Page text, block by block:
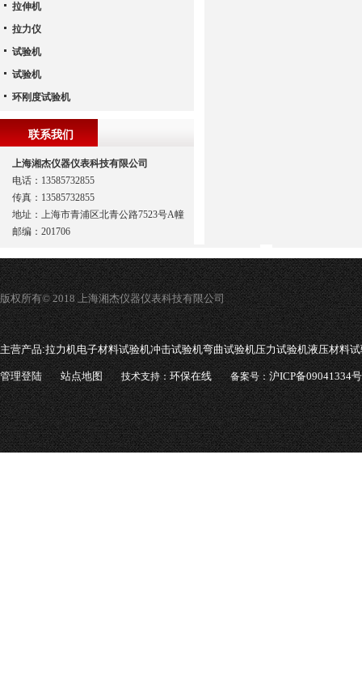
拉伸机
拉力仪
试验机
试验机
环刚度试验机
联系我们
上海湘杰仪器仪表科技有限公司
电话：13585732855
传真：13585732855
地址：上海市青浦区北青公路7523号A幢
邮编：201706
版权所有© 2018 上海湘杰仪器仪表科技有限公司
主营产品:拉力机电子材料试验机冲击试验机弯曲试验机压力试验机液压材料
管理登陆 站点地图 技术支持：环保在线 备案号：沪ICP备09041334